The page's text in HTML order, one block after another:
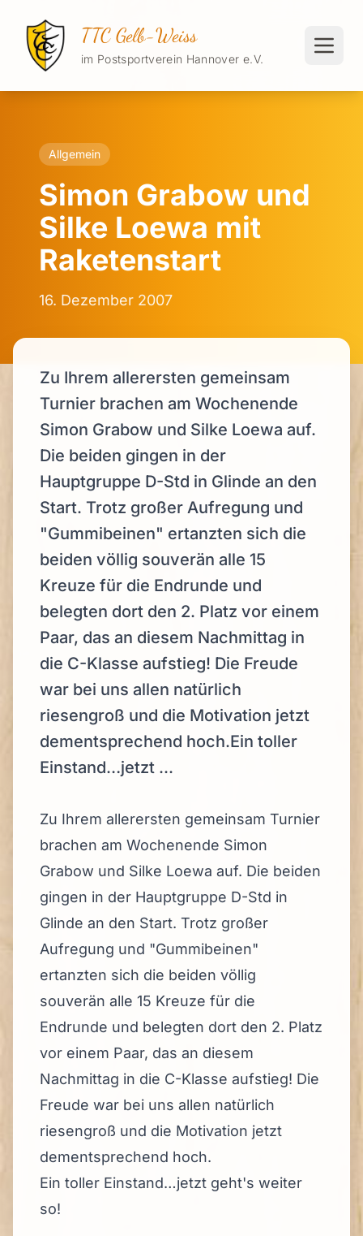
TTC Gelb-Weiss
im Postsportverein Hannover e.V.
Allgemein
Simon Grabow und
Silke Loewa mit
Raketenstart
16. Dezember 2007
Zu Ihrem allerersten gemeinsam
Turnier brachen am Wochenende
Simon Grabow und Silke Loewa auf.
Die beiden gingen in der
Hauptgruppe D-Std in Glinde an den
Start. Trotz großer Aufregung und
"Gummibeinen" ertanzten sich die
beiden völlig souverän alle 15
Kreuze für die Endrunde und
belegten dort den 2. Platz vor einem
Paar, das an diesem Nachmittag in
die C-Klasse aufstieg! Die Freude
war bei uns allen natürlich
riesengroß und die Motivation jetzt
dementsprechend hoch.Ein toller
Einstand…jetzt ...
Zu Ihrem allerersten gemeinsam Turnier
brachen am Wochenende Simon
Grabow und Silke Loewa auf. Die beiden
gingen in der Hauptgruppe D-Std in
Glinde an den Start. Trotz großer
Aufregung und "Gummibeinen"
ertanzten sich die beiden völlig
souverän alle 15 Kreuze für die
Endrunde und belegten dort den 2. Platz
vor einem Paar, das an diesem
Nachmittag in die C-Klasse aufstieg! Die
Freude war bei uns allen natürlich
riesengroß und die Motivation jetzt
dementsprechend hoch.
Ein toller Einstand…jetzt geht's weiter
so!